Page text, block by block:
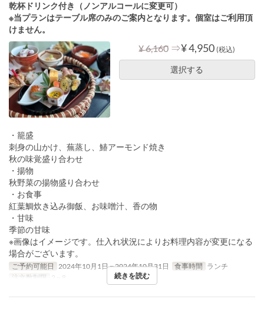
乾杯ドリンク付き（ノンアルコールに変更可）
※当プランはテーブル席のみのご案内となります。個室はご利用頂
けません。
¥ 6,160 ⇒¥ 4,950 (税込)
選択する
・籠盛
刺身の山かけ、蕪蒸し、鰆アーモンド焼き
秋の味覚盛り合わせ
・揚物
秋野菜の揚物盛り合わせ
・お食事
紅葉鯛炊き込み御飯、お味噌汁、香の物
・甘味
季節の甘味
※画像はイメージです。仕入れ状況によりお料理内容が変更になる
場合がございます。
ご予約可能日 2024年10月1日 ~ 2024年10月31日 食事時間 ランチ
注文数制限
2 ~ 8 続きを読む